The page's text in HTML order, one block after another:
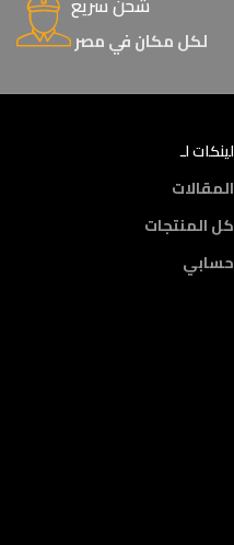
لكل مكان في مصر
لينكات لـ
المقالات
كل المنتجات
حسابي